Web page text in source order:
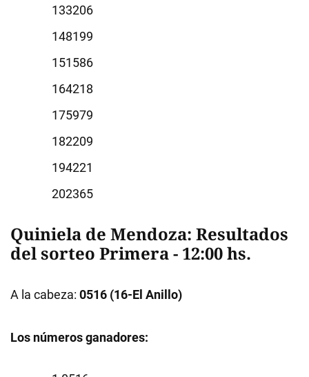
3206
8199
1586
4218
5979
2209
4221
2365
Quiniela de Mendoza: Resultados
del sorteo Primera - 12:00 hs.
A la cabeza: 0516 (16-El Anillo)
Los números ganadores: